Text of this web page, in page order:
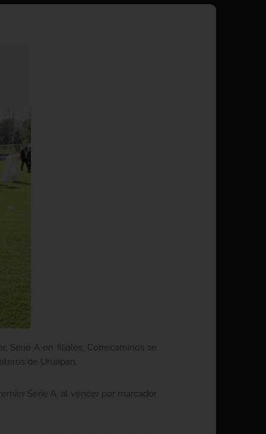
Serie A en filiales, Correcaminos se
de Uruapan.
Serie A, al vencer por marcador